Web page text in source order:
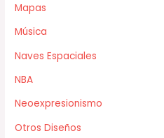
Mapas
Música
Naves Espaciales
NBA
Neoexpresionismo
Otros Diseños